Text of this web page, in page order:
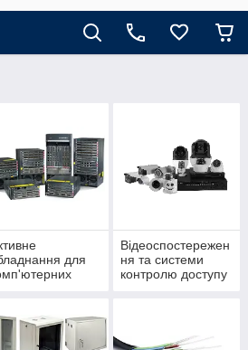
для
Відеоспостережен
ня та системи
контролю доступу